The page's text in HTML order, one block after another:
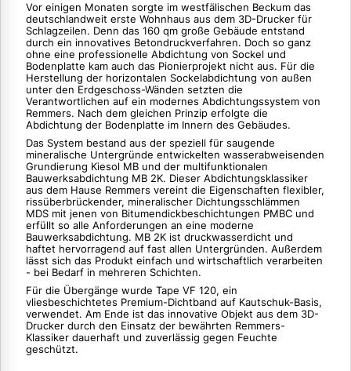
Vor einigen Monaten sorgte im westfälischen Beckum das
deutschlandweit erste Wohnhaus aus dem 3D-Drucker für
Schlagzeilen. Denn das 160 qm große Gebäude entstand
durch ein innovatives Betondruckverfahren. Doch so ganz
ohne eine professionelle Abdichtung von Sockel und
Bodenplatte kam auch das Pionierprojekt nicht aus. Für die
Herstellung der horizontalen Sockelabdichtung von außen
unter den Erdgeschoss-Wänden setzten die
Verantwortlichen auf ein modernes Abdichtungssystem von
Remmers. Nach dem gleichen Prinzip erfolgte die
Abdichtung der Bodenplatte im Innern des Gebäudes.
Das System bestand aus der speziell für saugende
mineralische Untergründe entwickelten wasserabweisenden
Grundierung Kiesol MB und der multifunktionalen
Bauwerksabdichtung MB 2K. Dieser Abdichtungsklassiker
aus dem Hause Remmers vereint die Eigenschaften flexibler,
rissüberbrückender, mineralischer Dichtungsschlämmen
MDS mit jenen von Bitumendickbeschichtungen PMBC und
erfüllt so alle Anforderungen an eine moderne
Bauwerksabdichtung. MB 2K ist druckwasserdicht und
haftet hervorragend auf fast allen Untergründen. Außerdem
lässt sich das Produkt einfach und wirtschaftlich verarbeiten
- bei Bedarf in mehreren Schichten.
Für die Übergänge wurde Tape VF 120, ein
vliesbeschichtetes Premium-Dichtband auf Kautschuk-Basis,
verwendet. Am Ende ist das innovative Objekt aus dem 3D-
Drucker durch den Einsatz der bewährten Remmers-
Klassiker dauerhaft und zuverlässig gegen Feuchte
geschützt.